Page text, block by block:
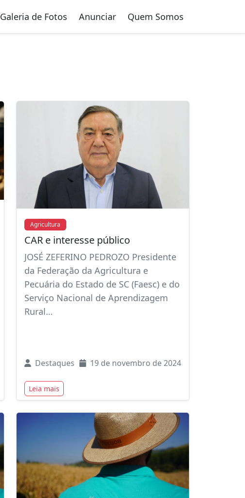
Galeria de Fotos Anunciar Quem Somos
Agricultura
CAR e interesse público
JOSÉ ZEFERINO PEDROZO Presidente
da Federação da Agricultura e
Pecuária do Estado de SC (Faesc) e do
Serviço Nacional de Aprendizagem
Rural…
Destaques 19 de novembro de 2024
Leia mais